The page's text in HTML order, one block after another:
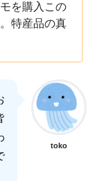
を購入この
特産品の真
toko